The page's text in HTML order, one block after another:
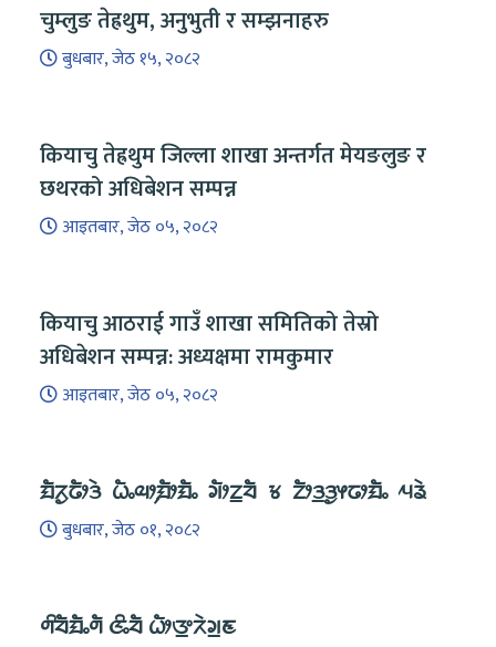
चुम्लुङ तेह्रथुम, अनुभुती र सम्झनाहरु
बुधबार, जेठ १५, २०८२
कियाचु तेह्रथुम जिल्ला शाखा अन्तर्गत मेयङलुङ र
छथरको अधिबेशन सम्पन्न
आइतबार, जेठ ०५, २०८२
कियाचु आठराई गाउँ शाखा समितिको तेस्रो
अधिबेशन सम्पन्न: अध्यक्षमा रामकुमार
आइतबार, जेठ ०५, २०८२
ᤀᤠᤖᤢᤒᤥᤋᤧ ᤐᤠᤱᤓᤣ᤹ᤀᤥᤀᤠᤱ ᤆᤥᤁ᤻ᤔᤠ ᤃ ᤁᤥᤋ᤻ᤋᤢᤶᤒᤣᤀᤠᤱ ᤘᤕᤧ
बुधबार, जेठ ०१, २०८२
ᤛᤡᤔᤠᤀᤠᤱᤛᤠ ᤜᤡᤱᤔᤠ ᤐᤥᤅ᤻ᤖᤧᤆ᤻ᤇ